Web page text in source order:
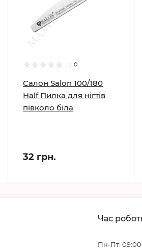
0
Салон Salon 100/180
Half Пилка для нігтів
півколо біла
32 грн.
Час
Пн-Пт: 09:00